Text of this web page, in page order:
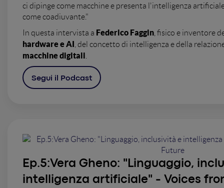
ci dipinge come macchine e presenta l'intelligenza
come coadiuvante."
In questa intervista a Federico Faggin , fisico e inventore
hardware e AI , del concetto di intelligenza e della
macchine digitali
Segui il Podcast
Ep.5:Vera Gheno: "Linguaggio,
intelligenza artificiale" - Voices